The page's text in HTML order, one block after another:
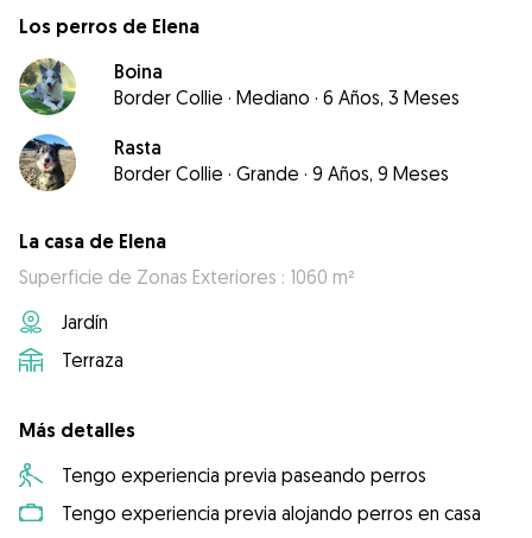
Los perros de Elena
Boina
Border Collie · Mediano · 6 Años, 3 Meses
Rasta
Border Collie · Grande · 9 Años, 9 Meses
La casa de Elena
Superficie de Zonas Exteriores : 1060 m²
Jardín
Terraza
Más detalles
Tengo experiencia previa paseando perros
Tengo experiencia previa alojando perros en casa